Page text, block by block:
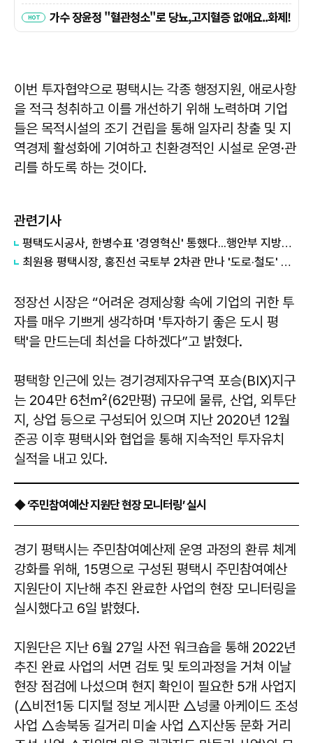
이번 투자협약으로 평택시는 각종 행정지원, 애로사항
을 적극 청취하고 이를 개선하기 위해 노력하며 기업
들은 목적시설의 조기 건립을 통해 일자리 창출 및 지
역경제 활성화에 기여하고 친환경적인 시설로 운영·관
리를 하도록 하는 것이다.
관련기사
평택도시공사, 한병수표 '경영혁신' 통했다...행안부 지방공기업 경영평가 '나'등급 전국 2위 쾌거
최원용 평택시장, 홍진선 국토부 2차관 만나 '도로·철도' 관련 정책 건의
정장선 시장은 “어려운 경제상황 속에 기업의 귀한 투
자를 매우 기쁘게 생각하며 '투자하기 좋은 도시 평
택'을 만드는데 최선을 다하겠다”고 밝혔다.
평택항 인근에 있는 경기경제자유구역 포승(BIX)지구
는 204만 6천㎡(62만평) 규모에 물류, 산업, 외투단
지, 상업 등으로 구성되어 있으며 지난 2020년 12월
준공 이후 평택시와 협업을 통해 지속적인 투자유치
실적을 내고 있다.
◆ ‘주민참여예산 지원단 현장 모니터링’ 실시
경기 평택시는 주민참여예산제 운영 과정의 환류 체계
강화를 위해, 15명으로 구성된 평택시 주민참여예산
지원단이 지난해 추진 완료한 사업의 현장 모니터링을
실시했다고 6일 밝혔다.
지원단은 지난 6월 27일 사전 워크숍을 통해 2022년
추진 완료 사업의 서면 검토 및 토의과정을 거쳐 이날
현장 점검에 나섰으며 현지 확인이 필요한 5개 사업지
(△비전1동 디지털 정보 게시판 △넝쿨 아케이드 조성
사업 △송북동 길거리 미술 사업 △지산동 문화 거리